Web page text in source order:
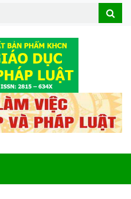
Search